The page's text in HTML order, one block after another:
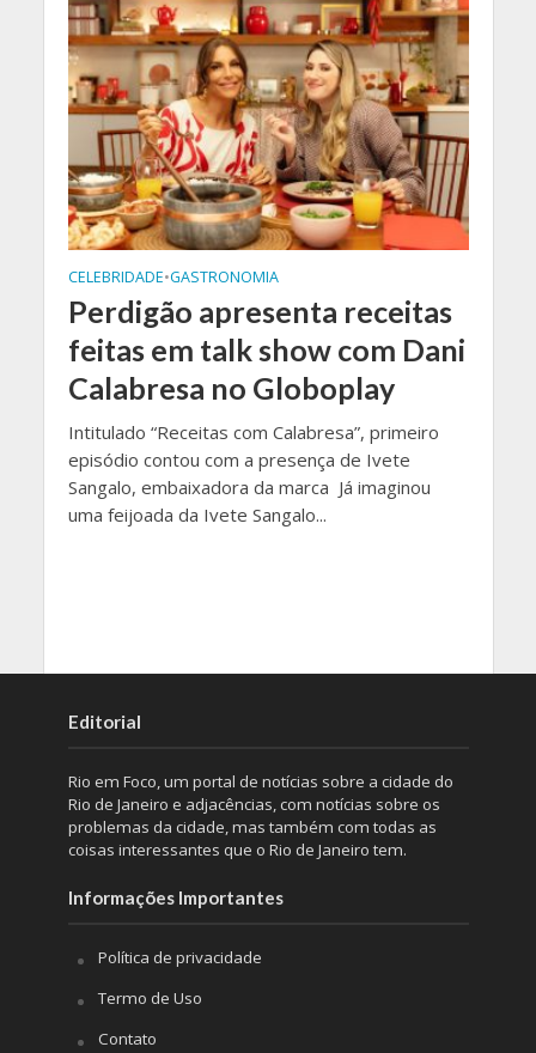
CELEBRIDADE•GASTRONOMIA
Perdigão apresenta receitas
feitas em talk show com Dani
Calabresa no Globoplay
Intitulado “Receitas com Calabresa”, primeiro
episódio contou com a presença de Ivete
Sangalo, embaixadora da marca Já imaginou
uma feijoada da Ivete Sangalo...
Editorial
Rio em Foco, um portal de notícias sobre a cidade do
Rio de Janeiro e adjacências, com notícias sobre os
problemas da cidade, mas também com todas as
coisas interessantes que o Rio de Janeiro tem.
Informações Importantes
Política de privacidade
Termo de Uso
Contato